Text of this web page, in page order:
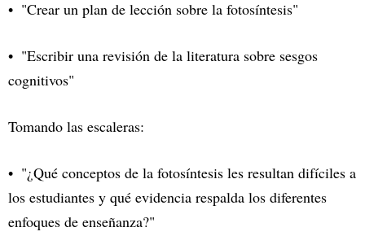
"Crear un plan de lección sobre la fotosíntesis"
"Escribir una revisión de la literatura sobre sesgos
cognitivos"
Tomando las escaleras:
"¿Qué conceptos de la fotosíntesis les resultan difíciles a
los estudiantes y qué evidencia respalda los diferentes
enfoques de enseñanza?"